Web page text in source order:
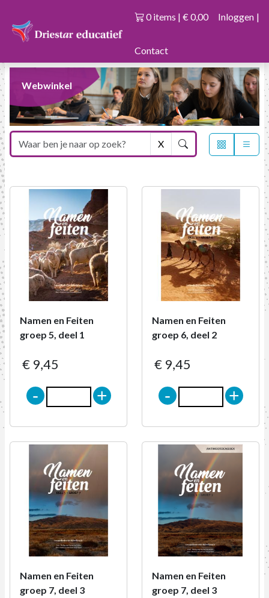
0 items | € 0,00 Inloggen |
Contact
Webwinkel
X
Namen en Feiten
groep 5, deel 1
€ 9,45
- +
Namen en Feiten
groep 6, deel 2
€ 9,45
- +
Namen en Feiten
groep 7, deel 3
Namen en Feiten
groep 7, deel 3